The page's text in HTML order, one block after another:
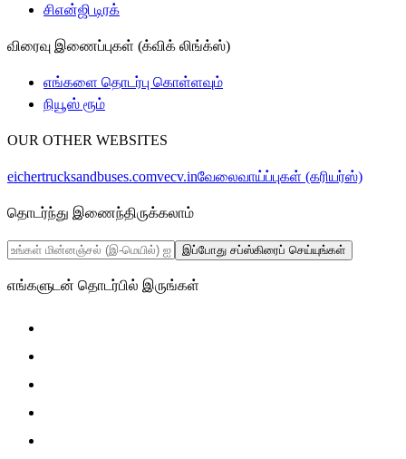
சிஎன்ஜி டிரக்
விரைவு இணைப்புகள் (க்விக் லிங்க்ஸ்)
எங்களை தொடர்பு கொள்ளவும்
நியூஸ் ரூம்
OUR OTHER WEBSITES
eichertrucksandbuses.comvecv.inவேலைவாய்ப்புகள் (கரியர்ஸ்)
தொடர்ந்து இணைந்திருக்கலாம்
இப்போது சப்ஸ்கிரைப் செய்யுங்கள்
எங்களுடன் தொடர்பில் இருங்கள்